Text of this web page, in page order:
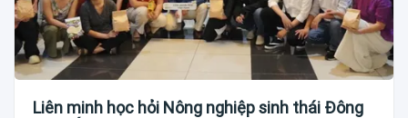
Liên minh học hỏi Nông nghiệp sinh thái Đông